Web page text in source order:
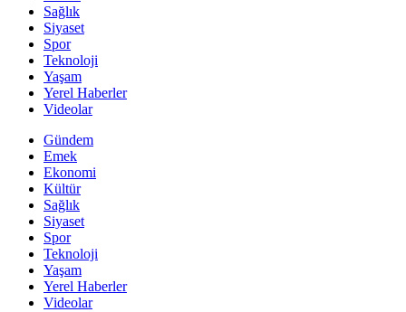
Sağlık
Siyaset
Spor
Teknoloji
Yaşam
Yerel Haberler
Videolar
Gündem
Emek
Ekonomi
Kültür
Sağlık
Siyaset
Spor
Teknoloji
Yaşam
Yerel Haberler
Videolar